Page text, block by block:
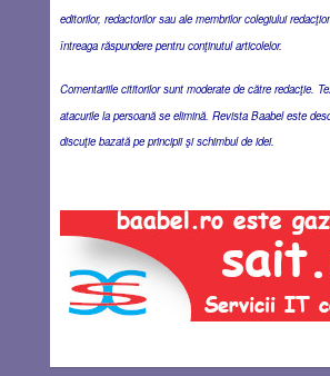
editorilor, redactorilor sau ale membrilor colegiului
întreaga răspundere pentru conţinutul articolelor.
Comentariile cititorilor sunt moderate de către redacţie.
atacurile la persoană se elimină. Revista Baabel este
discuţie bazată pe principii şi schimbul de idei.